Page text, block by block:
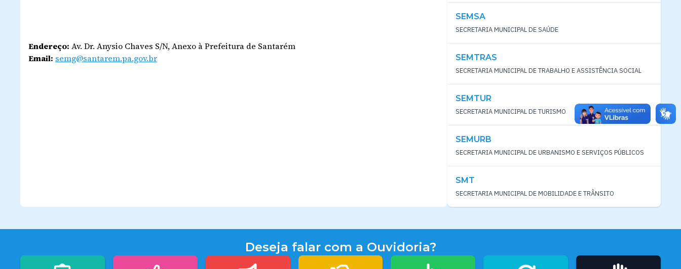
Endereço: Av. Dr. Anysio Chaves S/N, Anexo à Prefeitura de Santarém
Email: semg@santarem.pa.gov.br
SEMSA
SECRETARIA MUNICIPAL DE SAÚDE
SEMTRAS
SECRETARIA MUNICIPAL DE TRABALHO E ASSISTÊNCIA SOCIAL
SEMTUR
SECRETARIA MUNICIPAL DE TURISMO
SEMURB
SECRETARIA MUNICIPAL DE URBANISMO E SERVIÇOS PÚBLICOS
SMT
SECRETARIA MUNICIPAL DE MOBILIDADE E TRÂNSITO
Deseja falar com a Ouvidoria?